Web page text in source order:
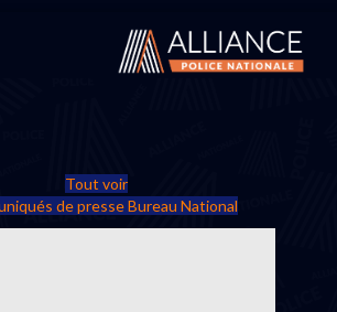
Tout voir
de presse Bureau National